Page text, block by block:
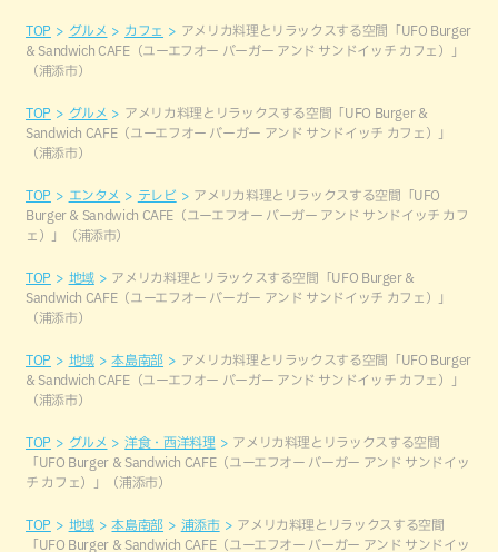
TOP グルメ カフェ
アメリカ料理とリラックスする空間「UFO Burger
& Sandwich CAFE（ユーエフオー バーガー アンド サンドイッチ カフェ）」
（浦添市）
TOP グルメ
アメリカ料理とリラックスする空間「UFO Burger &
Sandwich CAFE（ユーエフオー バーガー アンド サンドイッチ カフェ）」
（浦添市）
TOP エンタメ テレビ
アメリカ料理とリラックスする空間「UFO
Burger & Sandwich CAFE（ユーエフオー バーガー アンド サンドイッチ カフ
ェ）」（浦添市）
TOP 地域
アメリカ料理とリラックスする空間「UFO Burger &
Sandwich CAFE（ユーエフオー バーガー アンド サンドイッチ カフェ）」
（浦添市）
TOP 地域 本島南部
アメリカ料理とリラックスする空間「UFO Burger
& Sandwich CAFE（ユーエフオー バーガー アンド サンドイッチ カフェ）」
（浦添市）
TOP グルメ 洋食・西洋料理
アメリカ料理とリラックスする空間
「UFO Burger & Sandwich CAFE（ユーエフオー バーガー アンド サンドイッ
チ カフェ）」（浦添市）
TOP 地域 本島南部 浦添市
アメリカ料理とリラックスする空間
「UFO Burger & Sandwich CAFE（ユーエフオー バーガー アンド サンドイッ